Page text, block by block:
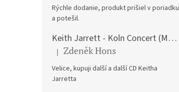
Rýchle dodanie, produkt prišiel v poriadku
a potešil.
Keith Jarrett - Koln Concert (Music CD)
The product rating is 5 out of 5 stars.
| Zdeněk Hons
Velice, kupuji další a další CD Keitha
Jarretta